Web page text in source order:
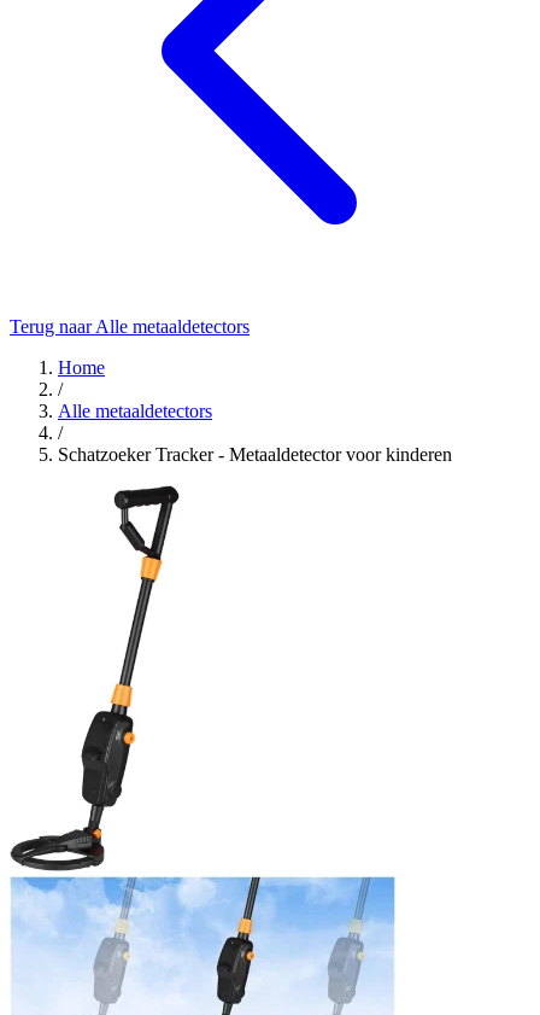
Terug naar Alle metaaldetectors
Home
/
Alle metaaldetectors
/
Schatzoeker Tracker - Metaaldetector voor kinderen